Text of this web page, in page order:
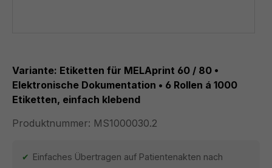
Variante: Etiketten für MELAprint 60 / 80 •
Elektronische Dokumentation • 6 Rollen á 1000
Etiketten, einfach klebend
Produktnummer: MS1000030.2
Einfaches Übertragen auf Patientenakten nach